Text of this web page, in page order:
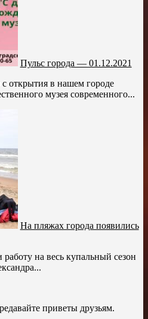
Пульс города — 01.12.2021
открытия в нашем городе
музея современного...
На пляжах города появились
на весь купальный сезон
приветы друзьям.